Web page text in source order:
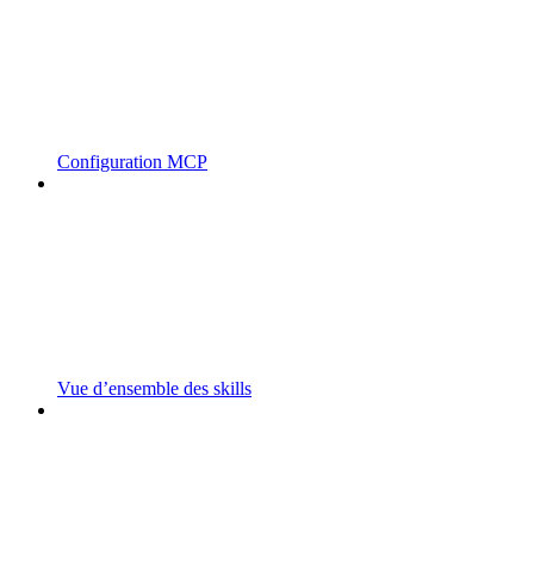
Configuration MCP
Vue d’ensemble des skills